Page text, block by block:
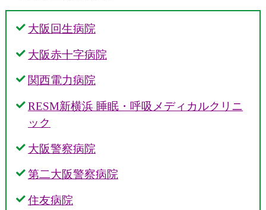
大阪回生病院
大阪赤十字病院
関西電力病院
RESM新横浜 睡眠・呼吸メディカルクリニ
ック
大阪警察病院
第二大阪警察病院
住友病院